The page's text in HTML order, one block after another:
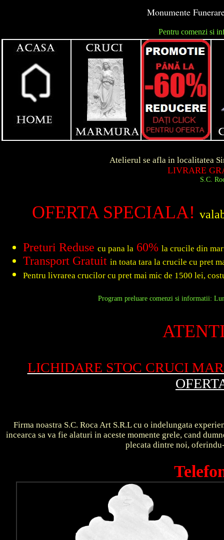
Monumente
Pentru comenzi si
Atelierul se afla in localitatea Simeria
LIVRARE GRATUITA
S.C. Roca Art
OFERTA SPECIALA!
Preturi Reduse cu pana la 60% la crucile din
Transport Gratuit in toata tara la crucile cu pret
Pentru livrarea crucilor cu pret mai mic de 1500 lei,
Program preluare comenzi si informatii:
LICHIDARE STOC CRUCI
Firma noastra S.C. Roca Art S.R.L cu o indelungata
incearca sa va fie alaturi in aceste momente grele, cand
plecata dintre noi,